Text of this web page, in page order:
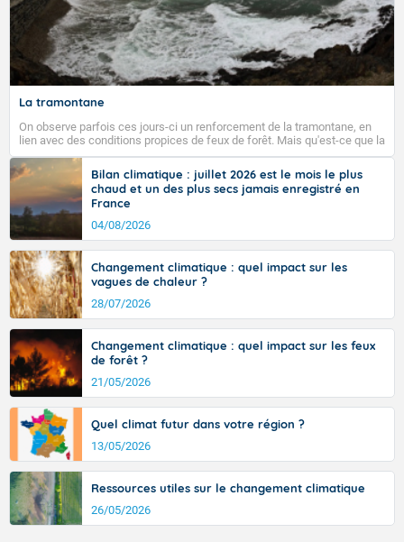
La tramontane
On observe parfois ces jours-ci un renforcement de la tramontane, en
lien avec des conditions propices de feux de forêt. Mais qu'est-ce que la
tramontane ? Quelles sont ses caractéristiques ? La tramontane est un
vent turbulent soufflant de secteur nord-ouest à nord, ou ouest à nord-
ouest, dans un secteur qui part du Roussillon à la vallée de l’Aude et à
l’ouest de l’Hérault. L’étymologie de ce vent vient du latin trasmontanus,
signifiant au-delà des monts, en allusion aux régions montagneuses
d’où provient ce vent.
Bilan climatique : juillet 2026 est le mois le plus
chaud et un des plus secs jamais enregistré en
France
04/08/2026
Changement climatique : quel impact sur les
vagues de chaleur ?
28/07/2026
Changement climatique : quel impact sur les feux
de forêt ?
21/05/2026
Quel climat futur dans votre région ?
13/05/2026
Ressources utiles sur le changement climatique
26/05/2026